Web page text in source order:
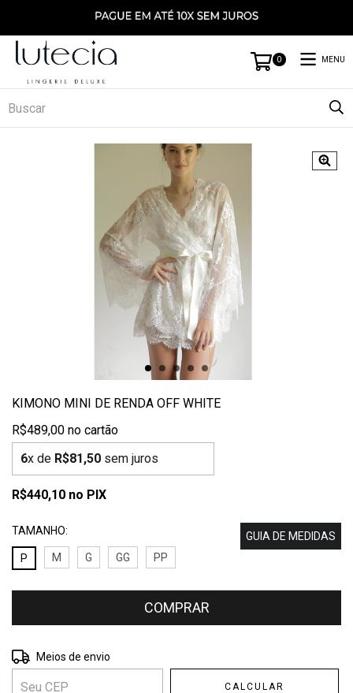
0 MENU
KIMONO MINI DE RENDA OFF WHITE
R$489,00
6x de R$81,50 sem juros
R$440,10 no PIX
TAMANHO:
GUIA DE MEDIDAS
P
M G GG PP
Entregas para o CEP:
Meios de envio
CALCULAR